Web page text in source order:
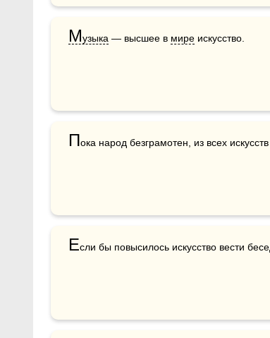
Музыка — высшее в мире искусство.
Пока народ безграмотен, из всех
Если бы повысилось искусство вести